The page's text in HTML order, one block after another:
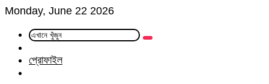
Monday, June 22 2026
এখানে
Article
প্রোফাইল